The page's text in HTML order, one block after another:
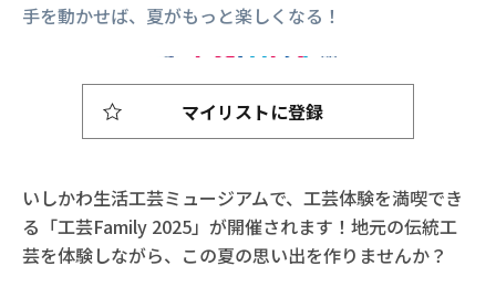
手を動かせば、夏がもっと楽しくなる！
いしかわ生活工芸ミュージアムで、工芸体験を満喫でき
る「工芸Family 2025」が開催されます！地元の伝統工
芸を体験しながら、この夏の思い出を作りませんか？
マイリストに登録